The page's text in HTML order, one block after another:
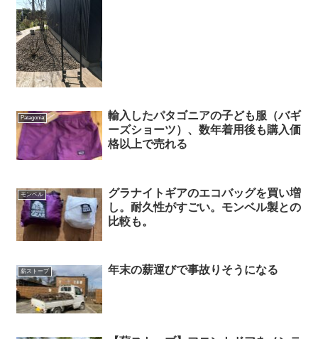
Patagonia
輸入したパタゴニアの子ども服（バギ
ーズショーツ）、数年着用後も購入価
格以上で売れる
モンベル
グラナイトギアのエコバッグを買い増
し。耐久性がすごい。モンベル製との
比較も。
薪ストーブ 年末の薪運びで事故りそうになる